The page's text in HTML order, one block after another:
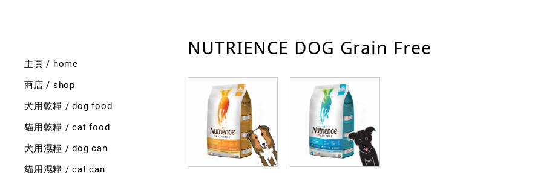
主頁 / home
商店 / shop
犬用乾糧 / dog food
貓用乾糧 / cat food
犬用濕糧 / dog can
貓用濕糧 / cat can
NUTRIENCE DOG Grain Free